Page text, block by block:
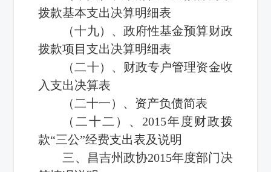
拨款基本支出决算明细表
（十九）、政府性基金预算财政
拨款项目支出决算明细表
（二十）、财政专户管理资金收
入支出决算表
（二十一）、资产负债简表
（二十二）、2015年度财政拨
款“三公”经费支出表及说明
三、昌吉州政协2015年度部门决